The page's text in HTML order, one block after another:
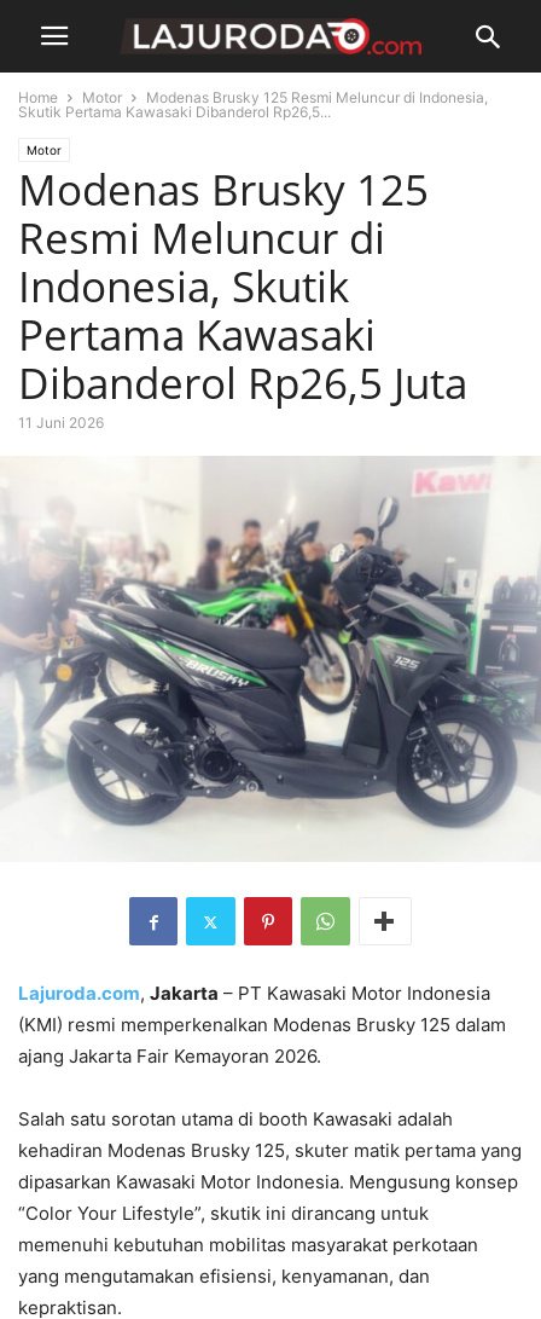
Home Motor
Modenas Brusky 125 Resmi Meluncur di Indonesia,
Skutik Pertama Kawasaki Dibanderol Rp26,5...
Motor
Modenas Brusky 125
Resmi Meluncur di
Indonesia, Skutik
Pertama Kawasaki
Dibanderol Rp26,5 Juta
11 Juni 2026
Lajuroda.com, Jakarta – PT Kawasaki Motor Indonesia
(KMI) resmi memperkenalkan Modenas Brusky 125 dalam
ajang Jakarta Fair Kemayoran 2026.
Salah satu sorotan utama di booth Kawasaki adalah
kehadiran Modenas Brusky 125, skuter matik pertama yang
dipasarkan Kawasaki Motor Indonesia. Mengusung konsep
“Color Your Lifestyle”, skutik ini dirancang untuk
memenuhi kebutuhan mobilitas masyarakat perkotaan
yang mengutamakan efisiensi, kenyamanan, dan
kepraktisan.